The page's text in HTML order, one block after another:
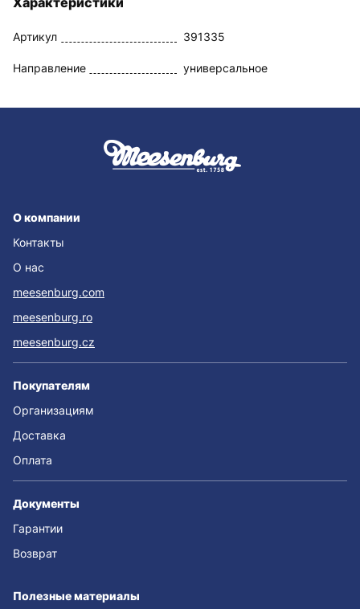
Артикул 391335
Направление универсальное
О компании
Контакты
О нас
meesenburg.com
meesenburg.ro
meesenburg.cz
Покупателям
Организациям
Доставка
Оплата
Документы
Гарантии
Возврат
Полезные материалы